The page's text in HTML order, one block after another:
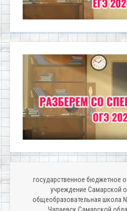
государственное бюджетное
учреждение Самарской
общеобразовательная школа